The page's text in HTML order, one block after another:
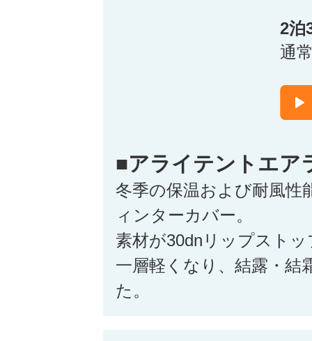
2泊
通
■アライテントエア
冬季の保温および耐風性
ィンターカバー。
素材が30dnリップスト
一層軽くなり、結露・結
た。